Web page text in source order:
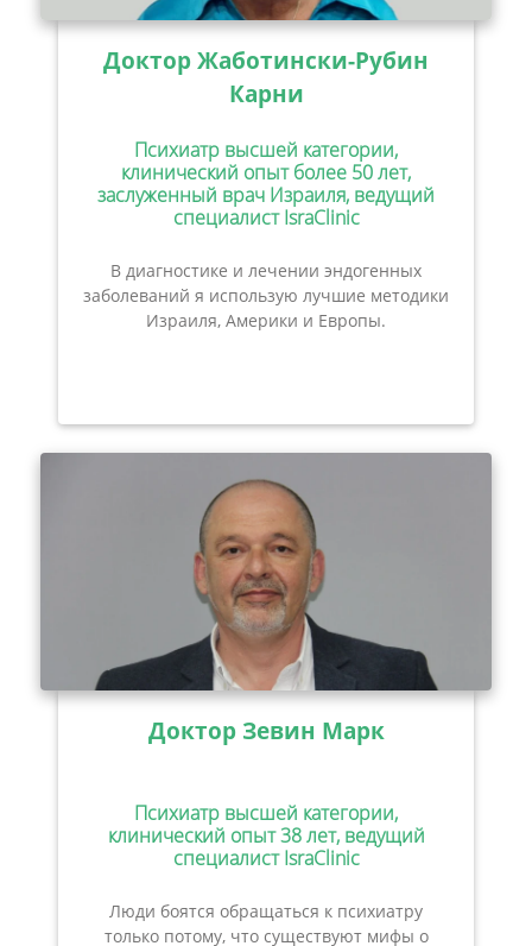
Доктор Жаботински-Рубин
Карни
Психиатр высшей категории,
клинический опыт более 50 лет,
заслуженный врач Израиля, ведущий
специалист IsraClinic
В диагностике и лечении эндогенных
заболеваний я использую лучшие методики
Израиля, Америки и Европы.
Доктор Зевин Марк
Психиатр высшей категории,
клинический опыт 38 лет, ведущий
специалист IsraClinic
Люди боятся обращаться к психиатру
только потому, что существуют мифы о